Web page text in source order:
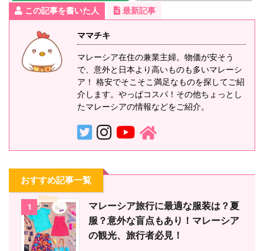
この記事を書いた人 最新記事
ママチキ
マレーシア在住の兼業主婦。物価が安そう
で、意外と日本より高いものも多いマレーシ
ア！ 格安でそこそこ満足なものを探してご紹
介します。やっぱコスパ！その他ちょっとし
たマレーシアの情報などをご紹介。
おすすめ記事一覧
1
マレーシア旅行に最適な服装は？夏
服？意外な盲点もあり！マレーシア
の観光、旅行者必見！